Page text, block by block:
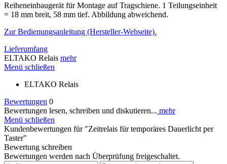
Reiheneinbaugerät für Montage auf Tragschiene. 1 Teilungseinheit
= 18 mm breit, 58 mm tief. Abbildung abweichend.
Zur Bedienungsanleitung (Hersteller-Webseite).
Lieferumfang
ELTAKO Relais mehr
Menü schließen
ELTAKO Relais
Bewertungen 0
Bewertungen lesen, schreiben und diskutieren... mehr
Menü schließen
Kundenbewertungen für "Zeitrelais für temporäres Dauerlicht per
Taster"
Bewertung schreiben
Bewertungen werden nach Überprüfung freigeschaltet.